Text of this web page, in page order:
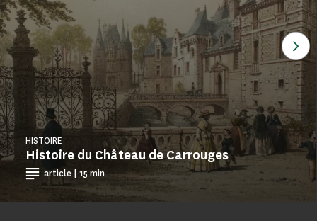
Histoire du Château de Carrouges
HISTOIRE
article | 15 min